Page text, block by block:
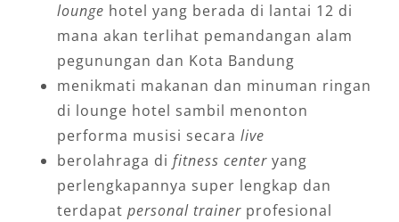
lounge hotel yang berada di lantai 12 di
mana akan terlihat pemandangan alam
pegunungan dan Kota Bandung
menikmati makanan dan minuman ringan
di lounge hotel sambil menonton
performa musisi secara live
berolahraga di fitness centeryang
perlengkapannya super lengkap dan
terdapat personal trainerprofesional